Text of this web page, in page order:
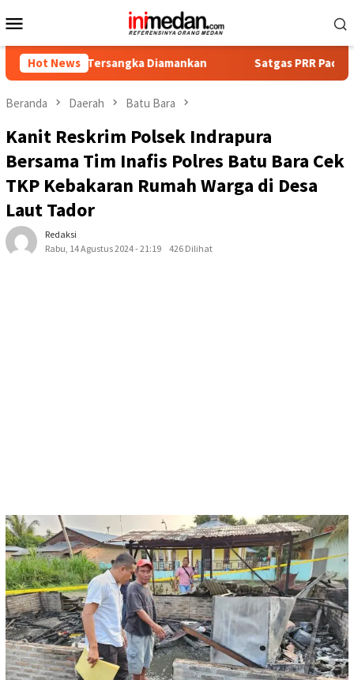
ke
Mobile
Hot News
Tersangka Diamankan Satgas PRR Pacu Realisasi
Beranda Daerah Batu Bara
Kanit Reskrim Polsek Indrapura
Bersama Tim Inafis Polres Batu Bara Cek
TKP Kebakaran Rumah Warga di Desa
Laut Tador
Redaksi
Rabu, 14 Agustus 2024 - 21:19
426 Dilihat